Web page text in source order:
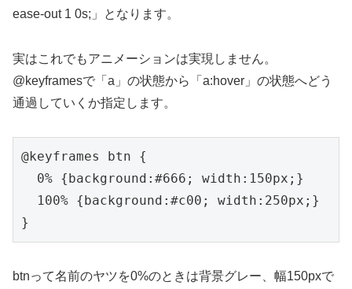
ease-out 1 0s;」となります。
実はこれでもアニメーションは実現しません。
@keyframesで「a」の状態から「a:hover」の状態へどう
通過していくか指定します。
@keyframes btn {
  0% {background:#666; width:150px;}
  100% {background:#c00; width:250px;}
}
btnって名前のヤツを0%のときは背景グレー、幅150pxで